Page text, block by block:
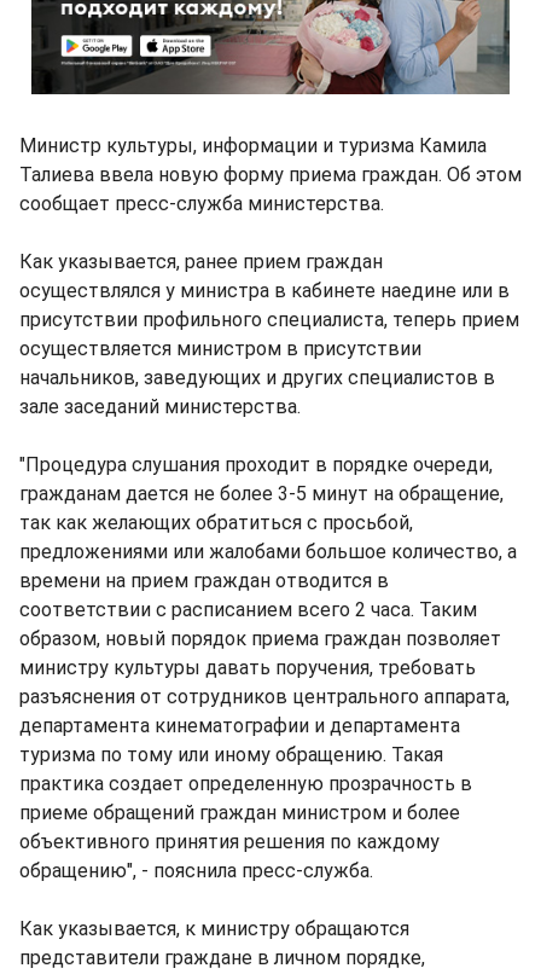
Министр культуры, информации и туризма Камила
Талиева ввела новую форму приема граждан. Об этом
сообщает пресс-служба министерства.
Как указывается, ранее прием граждан
осуществлялся у министра в кабинете наедине или в
присутствии профильного специалиста, теперь прием
осуществляется министром в присутствии
начальников, заведующих и других специалистов в
зале заседаний министерства.
"Процедура слушания проходит в порядке очереди,
гражданам дается не более 3-5 минут на обращение,
так как желающих обратиться с просьбой,
предложениями или жалобами большое количество, а
времени на прием граждан отводится в
соответствии с расписанием всего 2 часа. Таким
образом, новый порядок приема граждан позволяет
министру культуры давать поручения, требовать
разъяснения от сотрудников центрального аппарата,
департамента кинематографии и департамента
туризма по тому или иному обращению. Такая
практика создает определенную прозрачность в
приеме обращений граждан министром и более
объективного принятия решения по каждому
обращению", - пояснила пресс-служба.
Как указывается, к министру обращаются
представители граждане в личном порядке,